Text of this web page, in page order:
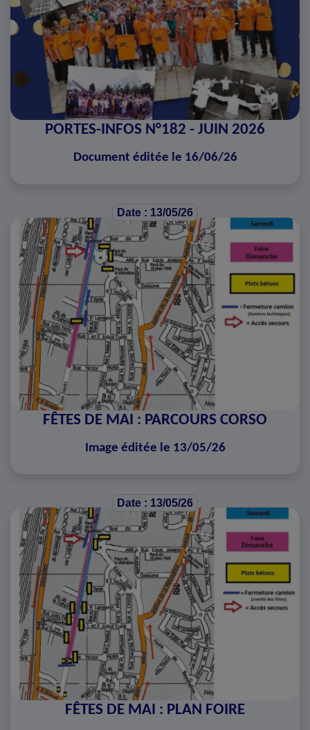
PORTES-INFOS N°182 - JUIN 2026
Document éditée le 16/06/26
Date : 13/05/26
FÊTES DE MAI : PARCOURS CORSO
Image éditée le 13/05/26
Date : 13/05/26
FÊTES DE MAI : PLAN FOIRE